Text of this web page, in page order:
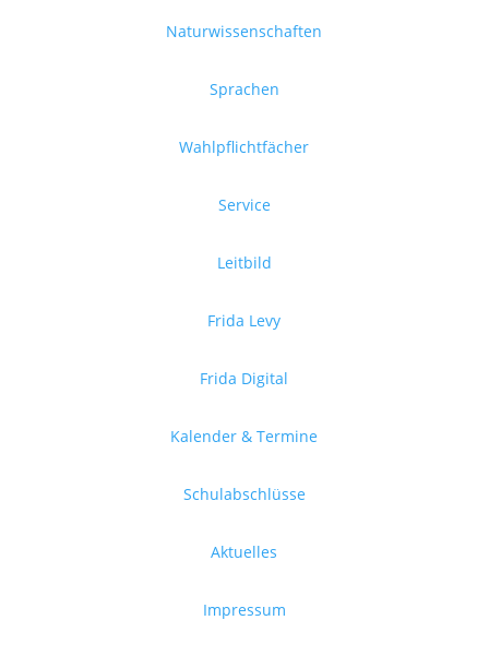
Naturwissenschaften
Sprachen
Wahlpflichtfächer
Service
Leitbild
Frida Levy
Frida Digital
Kalender & Termine
Schulabschlüsse
Aktuelles
Impressum